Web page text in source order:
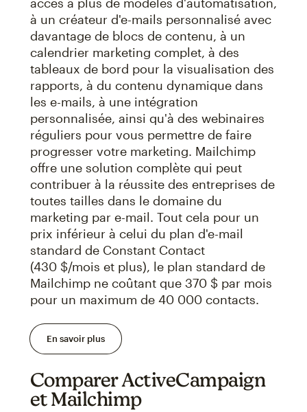
accès à plus de modèles d'automatisation,
à un créateur d'e-mails personnalisé avec
davantage de blocs de contenu, à un
calendrier marketing complet, à des
tableaux de bord pour la visualisation des
rapports, à du contenu dynamique dans
les e-mails, à une intégration
personnalisée, ainsi qu'à des webinaires
réguliers pour vous permettre de faire
progresser votre marketing. Mailchimp
offre une solution complète qui peut
contribuer à la réussite des entreprises de
toutes tailles dans le domaine du
marketing par e-mail. Tout cela pour un
prix inférieur à celui du plan d'e-mail
standard de Constant Contact
(430 $/mois et plus), le plan standard de
Mailchimp ne coûtant que 370 $ par mois
pour un maximum de 40 000 contacts.
En savoir plus
Comparer ActiveCampaign
et Mailchimp